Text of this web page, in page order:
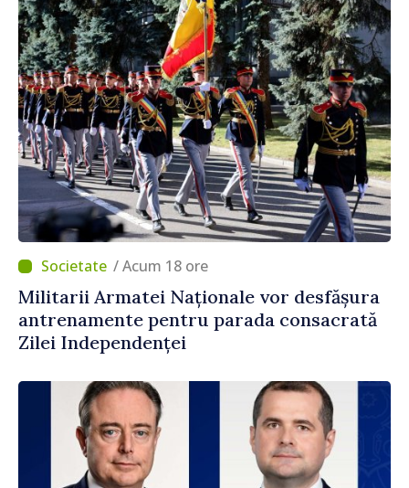
/ Acum 18 ore
Militarii Armatei Naționale vor desfășura
antrenamente pentru parada consacrată
Zilei Independenței